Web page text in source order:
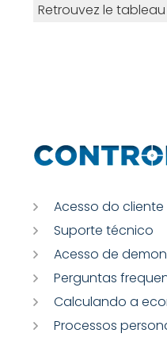
Retrouvez le
Acesso do cliente
Suporte técnico
Acesso de
Perguntas
Calculando a
Processos